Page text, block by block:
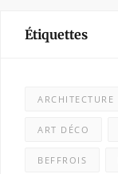
Étiquettes
ARCHITECTURE
ART DÉCO
BEFFROIS